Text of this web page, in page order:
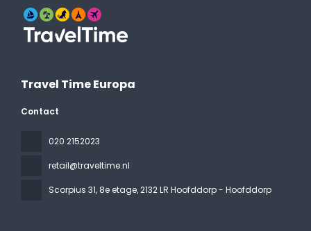
Travel Time Europa
Contact
020 2152023
retail@traveltime.nl
Scorpius 31, 8e etage, 2132 LR Hoofddorp - Hoofddorp